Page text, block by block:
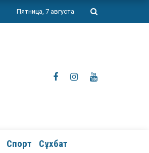
Пятница, 7 августа
Спорт Сұхбат